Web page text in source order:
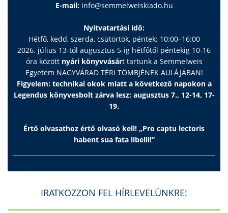
E-mail: info@semmelweiskiado.hu
Nyitvatartási idő:
Hétfő, kedd, szerda, csütörtök, péntek: 10:00–16:00
2026. július 13-tól augusztus 5-ig hétfőtől péntekig 10-16
óra között nyári könyvvásárt tartunk a Semmelweis
Egyetem NAGYVÁRAD TÉRI TÖMBJÉNEK AULÁJÁBAN!
Figyelem: technikai okok miatt a következő napokon a
Legendus könyvesbolt zárva lesz: augusztus 7., 12-14, 17-
19.
Értő olvasathoz értő olvasó kell! „Pro captu lectoris
habent sua fata libelli!”
IRATKOZZON FEL HÍRLEVELÜNKRE!